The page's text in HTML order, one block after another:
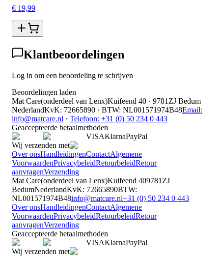
€ 19,99
Klantbeoordelingen
Log in om een beoordeling te schrijven
Beoordelingen laden
Mat Care(onderdeel van Lenx)Kuifeend 40 · 9781ZJ Bedum
NederlandKvK: 72665890 · BTW: NL001571974B48Email:
info@matcare.nl · Telefoon: +31 (0) 50 234 0 443
Geaccepteerde betaalmethoden
VISAKlarnaPayPal
Wij verzenden met
Over onsHandleidingenContactAlgemene
VoorwaardenPrivacybeleidRetourbeleidRetour
aanvragenVerzending
Mat Care(onderdeel van Lenx)Kuifeend 409781ZJ
BedumNederlandKvK: 72665890BTW:
NL001571974B48info@matcare.nl+31 (0) 50 234 0 443
Over onsHandleidingenContactAlgemene
VoorwaardenPrivacybeleidRetourbeleidRetour
aanvragenVerzending
Geaccepteerde betaalmethoden
VISAKlarnaPayPal
Wij verzenden met